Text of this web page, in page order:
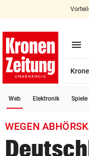
account_circle Anmelden
pin_drop
bookmark
menu
Web Elektronik Spiele
WEGEN